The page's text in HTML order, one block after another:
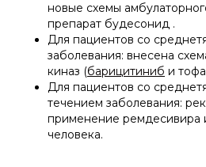
новые схемы
препарат будесонид .
Для пациентов со
заболевания: внесена
киназ (барицитиниб и
Для пациентов со
течением заболевания:
применение ремдесивира
человека.